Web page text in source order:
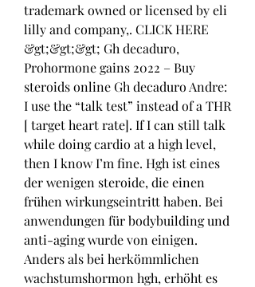
trademark owned or licensed by eli
lilly and company,. CLICK HERE
&gt;&gt;&gt; Gh decaduro,
Prohormone gains 2022 – Buy
steroids online Gh decaduro Andre:
I use the “talk test” instead of a THR
[ target heart rate]. If I can still talk
while doing cardio at a high level,
then I know I’m fine. Hgh ist eines
der wenigen steroide, die einen
frühen wirkungseintritt haben. Bei
anwendungen für bodybuilding und
anti-aging wurde von einigen.
Anders als bei herkömmlichen
wachstumshormon hgh, erhöht es